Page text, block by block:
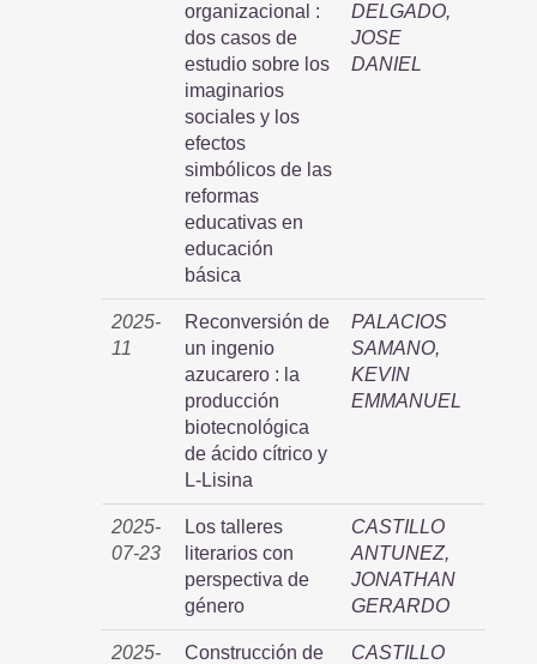
organizacional :
dos casos de
estudio sobre los
imaginarios
sociales y los
efectos
simbólicos de las
reformas
educativas en
educación
básica
DELGADO,
JOSE
DANIEL
2025-
11
Reconversión de
un ingenio
azucarero : la
producción
biotecnológica
de ácido cítrico y
L-Lisina
PALACIOS
SAMANO,
KEVIN
EMMANUEL
2025-
07-23
Los talleres
literarios con
perspectiva de
género
CASTILLO
ANTUNEZ,
JONATHAN
GERARDO
2025-
Construcción de
CASTILLO